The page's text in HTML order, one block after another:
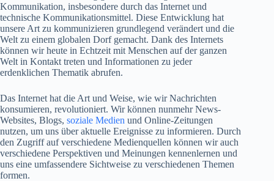
Kommunikation, insbesondere durch das Internet und
technische Kommunikationsmittel. Diese Entwicklung hat
unsere Art zu kommunizieren grundlegend verändert und die
Welt zu einem globalen Dorf gemacht. Dank des Internets
können wir heute in Echtzeit mit Menschen auf der ganzen
Welt in Kontakt treten und Informationen zu jeder
erdenklichen Thematik abrufen.
Das Internet hat die Art und Weise, wie wir Nachrichten
konsumieren, revolutioniert. Wir können nunmehr News-
Websites, Blogs, soziale Medien und Online-Zeitungen
nutzen, um uns über aktuelle Ereignisse zu informieren. Durch
den Zugriff auf verschiedene Medienquellen können wir auch
verschiedene Perspektiven und Meinungen kennenlernen und
uns eine umfassendere Sichtweise zu verschiedenen Themen
formen.